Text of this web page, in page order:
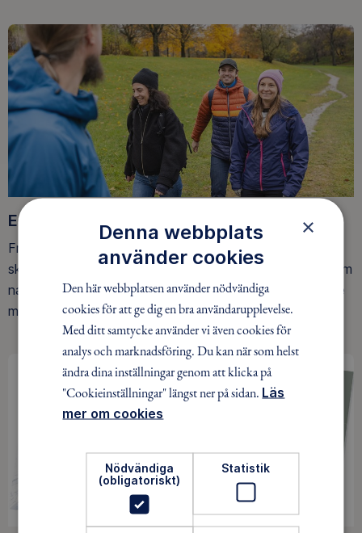
Ett friluftsliv för alla
Friluftsfrämjandet arbetar för att så många som möjligt
ska upptäcka den rörelseglädje och de hälsoeffekter som
naturen ger. Som medlem bidrar du också till vårt arbete
med att skydda allemansrätten.
×
Denna webbplats
använder cookies
Den här webbplatsen använder nödvändiga
cookies för att ge dig en bra användarupplevelse.
Med ditt samtycke använder vi även cookies för
analys och marknadsföring. Du kan när som helst
ändra dina inställningar genom att klicka på
"Cookieinställningar" längst ner på sidan. Läs
mer om cookies
Nödvändiga
(obligatoriskt)
Statistik